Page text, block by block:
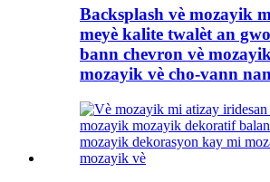
Backsplash vè mozayik
meyè kalite twalèt an
bann chevron vè
mozayik vè cho-vann